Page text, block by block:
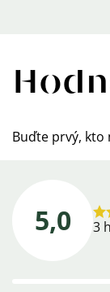
Buďte prvý, kto
5,0 3